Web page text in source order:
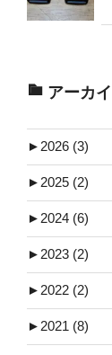
アーカ
► 2026 (3)
► 2025 (2)
► 2024 (6)
► 2023 (2)
► 2022 (2)
► 2021 (8)